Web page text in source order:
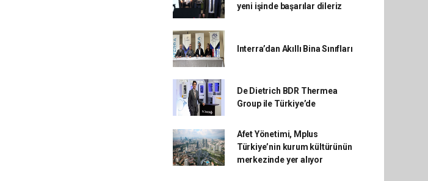
yeni işinde başarılar dileriz
Interra’dan Akıllı Bina Sınıfları
De Dietrich BDR Thermea
Group ile Türkiye’de
Afet Yönetimi, Mplus
Türkiye’nin kurum kültürünün
merkezinde yer alıyor